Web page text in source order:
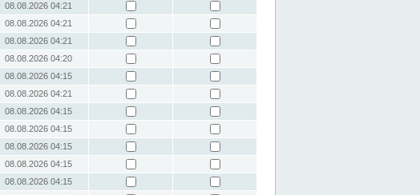
08.08.2026 04:21
08.08.2026 04:21
08.08.2026 04:21
08.08.2026 04:20
08.08.2026 04:15
08.08.2026 04:21
08.08.2026 04:15
08.08.2026 04:15
08.08.2026 04:15
08.08.2026 04:15
08.08.2026 04:15